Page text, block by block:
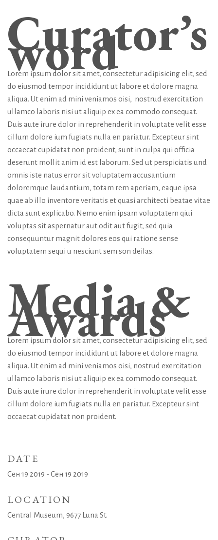
Curator’s
word
Lorem ipsum dolor sit amet, consectetur adipisicing elit, sed
do eiusmod tempor incididunt ut labore et dolore magna
aliqua. Ut enim ad mini veniamos oisi, nostrud exercitation
ullamco laboris nisi ut aliquip ex ea commodo consequat.
Duis aute irure dolor in reprehenderit in voluptate velit esse
cillum dolore ium fugiats nulla en pariatur. Excepteur sint
occaecat cupidatat non proident, sunt in culpa qui officia
deserunt mollit anim id est laborum. Sed ut perspiciatis und
omnis iste natus error sit voluptatem accusantium
doloremque laudantium, totam rem aperiam, eaque ipsa
quae ab illo inventore veritatis et quasi architecti beatae vitae
dicta sunt explicabo. Nemo enim ipsam voluptatem qiui
voluptas sit aspernatur aut odit aut fugit, sed quia
consequuntur magnit dolores eos qui ratione sense
voluptatem sequi u nesciunt sem son deilas.
Media &
Awards
Lorem ipsum dolor sit amet, consectetur adipisicing elit, sed
do eiusmod tempor incididunt ut labore et dolore magna
aliqua. Ut enim ad mini veniamos oisi, nostrud exercitation
ullamco laboris nisi ut aliquip ex ea commodo consequat.
Duis aute irure dolor in reprehenderit in voluptate velit esse
cillum dolore ium fugiats nulla en pariatur. Excepteur sint
occaecat cupidatat non proident.
DATE
Сен 19 2019 - Сен 19 2019
LOCATION
Central Museum, 9677 Luna St.